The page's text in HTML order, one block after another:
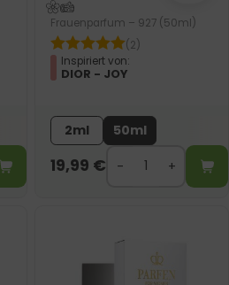
Frauenparfum – 927 (50ml)
(2)
Inspiriert von:
DIOR - JOY
2ml 50ml
19,99 €